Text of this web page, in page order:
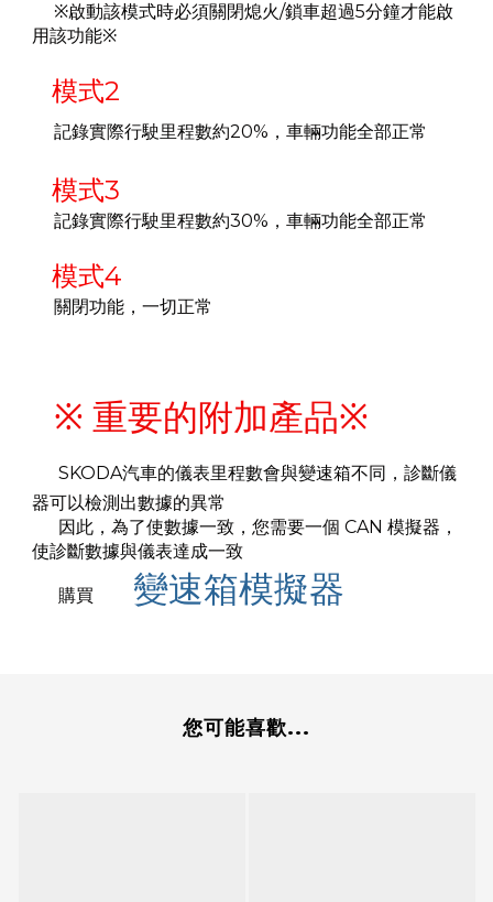
※啟動該模式時必須關閉熄火/鎖車超過5分鐘才能啟
用該功能※
模式2
記錄實際行駛里程數約20%，車輛功能全部正常
模式3
記錄實際行駛里程數約30%，車輛功能全部正常
模式4
關閉功能，一切正常
※ 重要的附加產品※
SKODA汽車的儀表里程數會與變速箱不同，診斷儀
器可以檢測出數據的異常
因此，為了使數據一致，您需要一個 CAN 模擬器，
使診斷數據與儀表達成一致
購買 變速箱模擬器
您可能喜歡...